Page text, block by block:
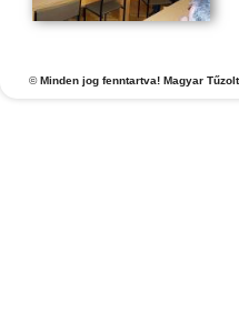
©Minden jog fenntartva! Magyar